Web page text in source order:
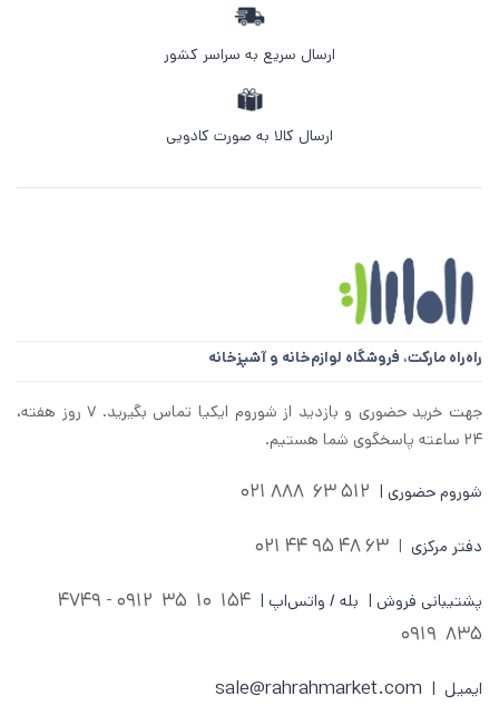
ارسال سریع به سراسر کشور
ارسال کالا به صورت کادویی
راه‌راه مارکت، فروشگاه لوازم‌خانه و آشپزخانه
جهت خرید حضوری و بازدید از شوروم ایکیا تماس بگیرید. ۷ روز هفته،
۲۴ ساعته پاسخگوی شما هستیم.
شوروم حضوری | 512 63 888 021
دفتر مرکزی |
63 48 95 44 021
پشتیبانی فروش | بله / واتس‌اپ | 154 10 35
835 0919
ایمیل | sale@rahrahmarket.com